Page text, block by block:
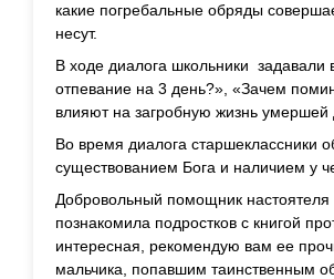
какие погребальные обряды
несут.
В ходе диалога школьники
отпевание на 3 день?», «Зачем
влияют на загробную жизнь
Во время диалога старшеклассники
существованием Бога и наличием у
Добровольный помощник
познакомила подростков с книгой
интересная, рекомендую вам ее
мальчика, попавшим таинственным